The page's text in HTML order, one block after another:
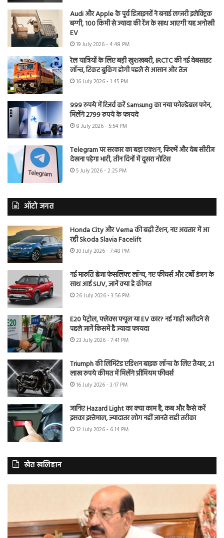
Audi और Apple के पूर्व डिजाइनरों ने बनाई लग्जरी इलेक्ट्रिक
बग्गी, 100 किमी से ज्यादा की रेंज के साथ आएगी यह अनोखी
EV
19 July 2026 - 4:48 PM
रेल यात्रियों के लिए बड़ी खुशखबरी, IRCTC की नई वेबसाइट
लॉन्च, टिकट बुकिंग होगी पहले से आसान और तेज
16 July 2026 - 1:45 PM
999 रुपये में रिजर्व करें Samsung का नया फोल्डेबल फोन,
मिलेंगे 2799 रुपये के फायदे
8 July 2026 - 5:54 PM
Telegram पर सरकार का बड़ा एक्शन, फिल्में और वेब सीरीज
देखना पड़ेगा भारी, तीन दिनों में दूसरा नोटिस
5 July 2026 - 2:25 PM
ऑटो जगत
Honda City और Verna की बढ़ी टेंशन, नए अवतार में आ
रही Skoda Slavia Facelift
30 July 2026 - 7:48 PM
नई मारुति ब्रेजा फेसलिफ्ट लॉन्च, नए फीचर्स और टर्बो इंजन के
साथ आई SUV, जानें क्या है कीमत
26 July 2026 - 3:56 PM
E20 पेट्रोल, फ्लेक्स फ्यूल या EV कार? नई गाड़ी खरीदने से
पहले जानें किसमें है ज्यादा फायदा
23 July 2026 - 7:41 PM
Triumph की लिमिटेड एडिशन बाइक लॉन्च के लिए तैयार, 21
लाख रुपये कीमत में मिलेंगे प्रीमियम फीचर्स
16 July 2026 - 3:17 PM
जानिए Hazard Light का क्या काम है, कब और कैसे करें
इसका इस्तेमाल, ज्यादातर लोग नहीं जानते सही तरीका
12 July 2026 - 6:14 PM
खेत खलिहान